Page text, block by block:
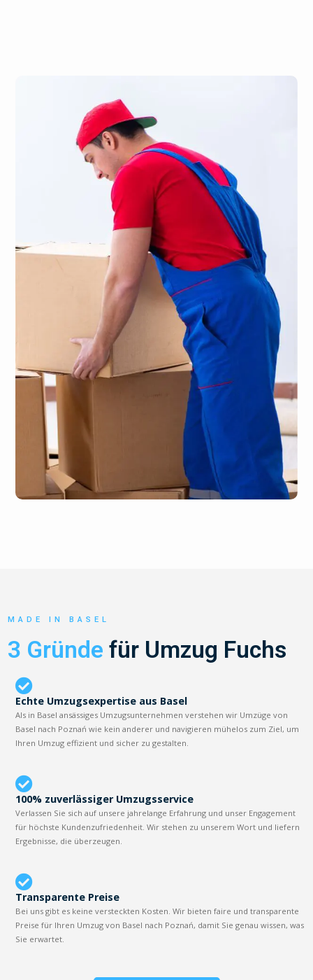
MADE IN BASEL
3 Gründe für Umzug Fuchs
Echte Umzugsexpertise aus Basel
Als in Basel ansässiges Umzugsunternehmen verstehen wir Umzüge von
Basel nach Poznań wie kein anderer und navigieren mühelos zum Ziel, um
Ihren Umzug effizient und sicher zu gestalten.
100% zuverlässiger Umzugsservice
Verlassen Sie sich auf unsere jahrelange Erfahrung und unser Engagement
für höchste Kundenzufriedenheit. Wir stehen zu unserem Wort und liefern
Ergebnisse, die überzeugen.
Transparente Preise
Bei uns gibt es keine versteckten Kosten. Wir bieten faire und transparente
Preise für Ihren Umzug von Basel nach Poznań, damit Sie genau wissen, was
Sie erwartet.